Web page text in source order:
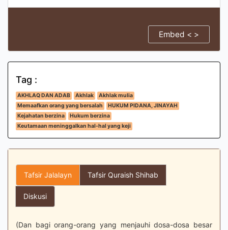
Embed < >
Tag :
AKHLAQ DAN ADAB Akhlak
Akhlak mulia
Memaafkan orang yang bersalah
HUKUM PIDANA, JINAYAH
Kejahatan berzina
Hukum berzina
Keutamaan meninggalkan hal-hal yang keji
Tafsir Jalalayn Tafsir Quraish Shihab
Diskusi
(Dan bagi orang-orang yang menjauhi dosa-dosa besar